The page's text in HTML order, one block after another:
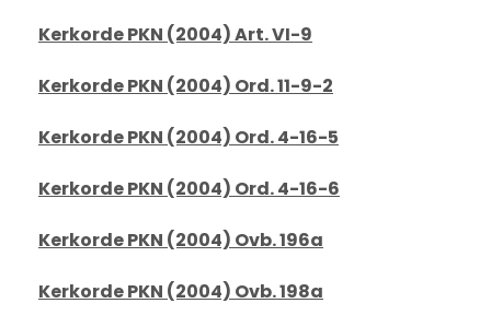
Kerkorde PKN (2004) Art. VI-9
Kerkorde PKN (2004) Ord. 11-9-2
Kerkorde PKN (2004) Ord. 4-16-5
Kerkorde PKN (2004) Ord. 4-16-6
Kerkorde PKN (2004) Ovb. 196a
Kerkorde PKN (2004) Ovb. 198a